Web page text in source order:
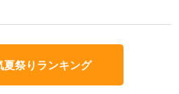
祭りランキング